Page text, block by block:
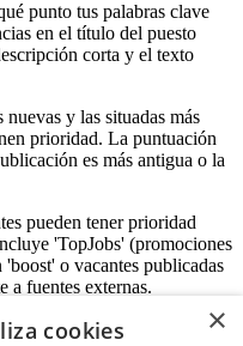
punto tus palabras clave
en el título del puesto
corta y el texto
y las situadas más
prioridad. La puntuación
es más antigua o la
pueden tener prioridad
'TopJobs' (promociones
o vacantes publicadas
a fuentes externas.
×
cookies